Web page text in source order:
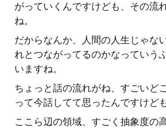
がっていくんですけども、その流
ね。
だからなんか、人間の人生じゃな
れとつながってるのかなっていう
いますね。
ちょっと話の流れがね、すごいど
って今話してて思ったんですけども
ここら辺の領域、すごく抽象度の